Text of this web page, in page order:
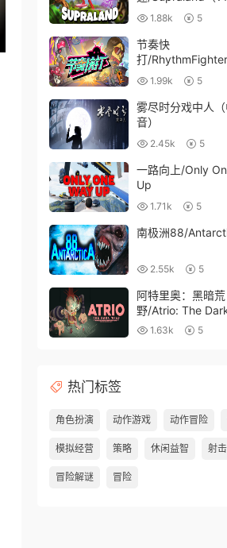
） 1.88k 5
节奏快
打/
版-V20210302）
1.99k 5
雾尽时分戏中人
音）
2.45k 5
一路向上/Only
Up
1.71k 5
南极洲88/
2.55k 5
阿特里奥：黑暗荒
野/Atrio: The
Wild（v0.7.3）
1.63k 5
热门标签
角色扮演 动作游戏 动作冒险
模拟经营 策略 休闲益智 射
冒险解谜 冒险